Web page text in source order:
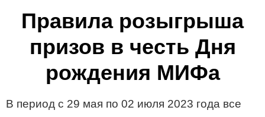
Правила розыгрыша
призов в честь Дня
рождения МИФа
В период с 29 мая по 02 июля 2023 года все